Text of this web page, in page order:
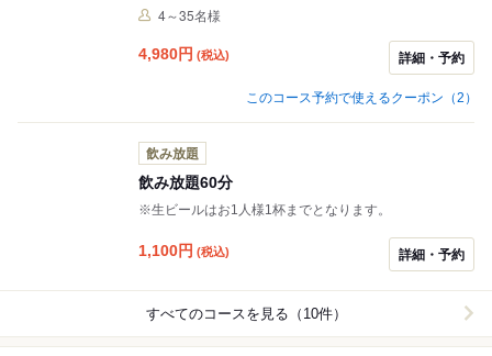
季節のサラダからデザートまで、ボリュームも味も大満
4～35名様
4,980円 (税込) 詳細・予約
このコース予約で使えるクーポン（2）
飲み放題
飲み放題60分
※生ビールはお1人様1杯までとなります。
1,100円 (税込) 詳細・予約
すべてのコースを見る（10件）